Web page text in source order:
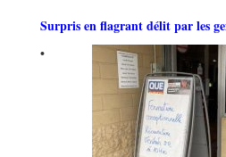
Surpris en flagrant délit par les
•